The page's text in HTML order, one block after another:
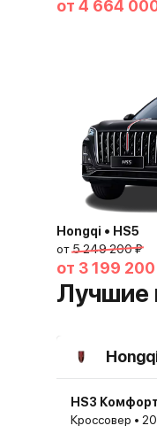
от 4 664
Hongqi • HS5
от5 249 200 ₽
от 3 199
Лучшие
HS3 Комфорт
Кроссовер •